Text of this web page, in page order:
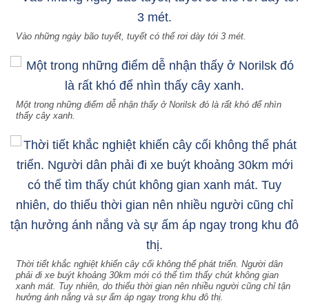
Vào những ngày bão tuyết, tuyết có thể rơi dày tới 3 mét.
Một trong những điểm dễ nhận thấy ở Norilsk đó là rất khó để nhìn
thấy cây xanh.
Thời tiết khắc nghiệt khiến cây cối không thể phát triển. Người dân
phải đi xe buýt khoảng 30km mới có thể tìm thấy chút không gian
xanh mát. Tuy nhiên, do thiếu thời gian nên nhiều người cũng chỉ tận
hưởng ánh nắng và sự ấm áp ngay trong khu đô thị.